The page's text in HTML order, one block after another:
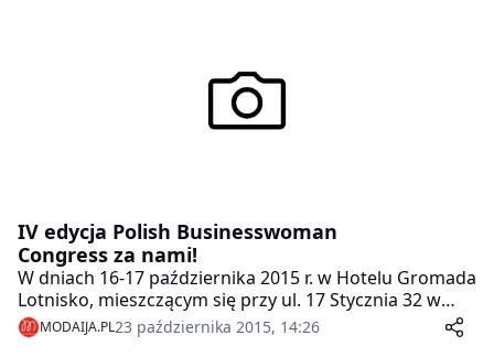
IV edycja Polish Businesswoman
Congress za nami!
W dniach 16-17 października 2015 r. w Hotelu Gromada
Lotnisko, mieszczącym się przy ul. 17 Stycznia 32 w
Warszawie, odbyła się kolejna – IV już edycja
niezwykłego wydarzenia, jakim jest Polish
MODAIJA.PL23 października 2015, 14:26